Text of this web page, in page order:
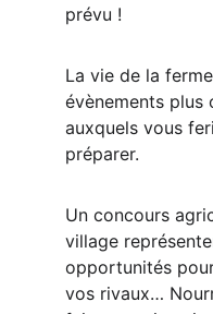
prévu !
La vie de la
évènements plus
auxquels vous
préparer.
Un concours
village
opportunités
vos rivaux…